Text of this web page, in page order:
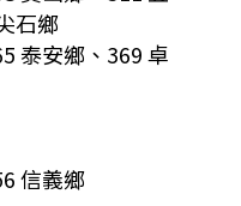
石鄉
泰安鄉、369 卓
信義鄉